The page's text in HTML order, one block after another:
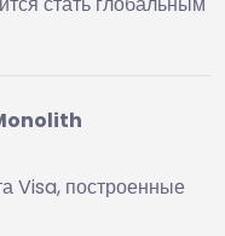
Visa, построенные